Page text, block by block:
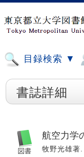
目録検索 ▼
書誌詳細
航空力学
牧野光雄